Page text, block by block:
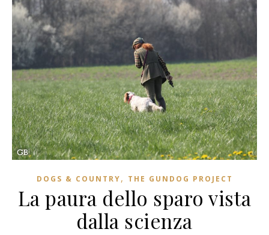
DOGS & COUNTRY, THE GUNDOG PROJECT
La paura dello sparo vista
dalla scienza